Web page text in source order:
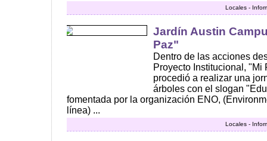
Locales -
Jardín Austin
Paz"
Dentro de las acciones
Proyecto Institucional, "Mi
procedió a realizar una
árboles con el slogan
fomentada por la organización ENO,
línea) ...
Locales -